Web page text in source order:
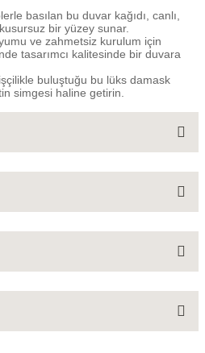
basılan bu duvar kağıdı, canlı,
bir yüzey sunar.
ve zahmetsiz kurulum için
tasarımcı kalitesinde bir duvara
buluştuğu bu lüks damask
simgesi haline getirin.
soru sorulmamış.